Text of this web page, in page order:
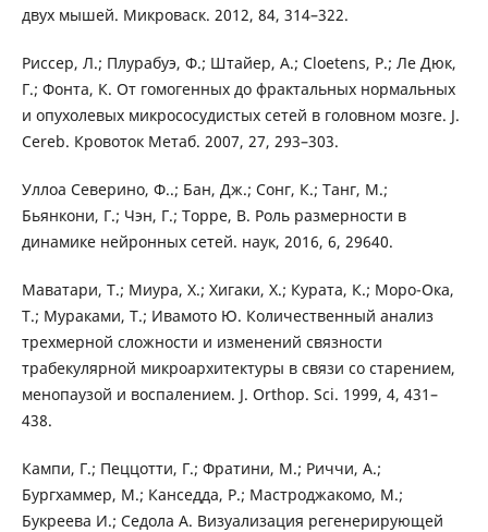
двух мышей. Микроваск. 2012, 84, 314–322.
Риссер, Л.; Плурабуэ, Ф.; Штайер, А.; Cloetens, P.; Ле Дюк,
Г.; Фонта, К. От гомогенных до фрактальных нормальных
и опухолевых микрососудистых сетей в головном мозге. J.
Cereb. Кровоток Метаб. 2007, 27, 293–303.
Уллоа Северино, Ф..; Бан, Дж.; Сонг, К.; Танг, М.;
Бьянкони, Г.; Чэн, Г.; Торре, В. Роль размерности в
динамике нейронных сетей. наук, 2016, 6, 29640.
Маватари, Т.; Миура, Х.; Хигаки, Х.; Курата, К.; Моро-Ока,
Т.; Мураками, Т.; Ивамото Ю. Количественный анализ
трехмерной сложности и изменений связности
трабекулярной микроархитектуры в связи со старением,
менопаузой и воспалением. J. Orthop. Sci. 1999, 4, 431–
438.
Кампи, Г.; Пеццотти, Г.; Фратини, М.; Риччи, А.;
Бургхаммер, М.; Канседда, Р.; Мастроджакомо, М.;
Букреева И.; Седола А. Визуализация регенерирующей